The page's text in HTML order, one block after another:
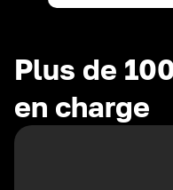
Plus de
en charge